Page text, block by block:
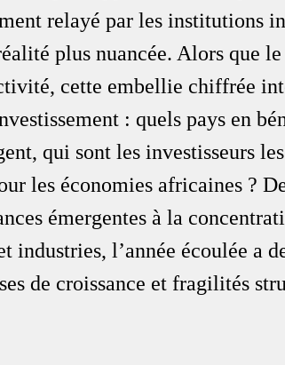
relayé par les institutions
plus nuancée. Alors que
cette embellie chiffrée
: quels pays en
qui sont les investisseurs
les économies africaines ?
émergentes à la
industries, l’année écoulée a
de croissance et fragilités